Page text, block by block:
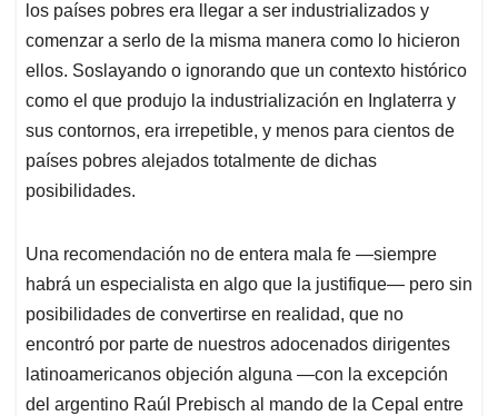
los países pobres era llegar a ser industrializados y
comenzar a serlo de la misma manera como lo hicieron
ellos. Soslayando o ignorando que un contexto histórico
como el que produjo la industrialización en Inglaterra y
sus contornos, era irrepetible, y menos para cientos de
países pobres alejados totalmente de dichas
posibilidades.
Una recomendación no de entera mala fe —siempre
habrá un especialista en algo que la justifique— pero sin
posibilidades de convertirse en realidad, que no
encontró por parte de nuestros adocenados dirigentes
latinoamericanos objeción alguna —con la excepción
del argentino Raúl Prebisch al mando de la Cepal entre